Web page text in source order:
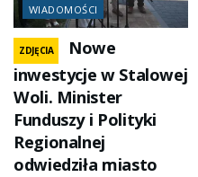
WIADOMOŚCI
ZDJĘCIA
Nowe
inwestycje w Stalowej
Woli. Minister
Funduszy i Polityki
Regionalnej
odwiedziła miasto